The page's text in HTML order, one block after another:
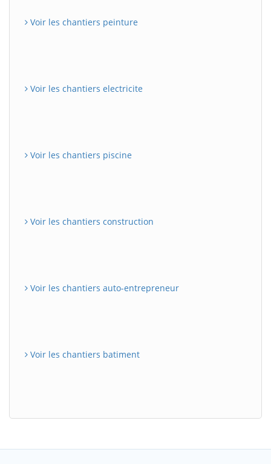
Voir les chantiers peinture
Voir les chantiers electricite
Voir les chantiers piscine
Voir les chantiers construction
Voir les chantiers auto-entrepreneur
Voir les chantiers batiment